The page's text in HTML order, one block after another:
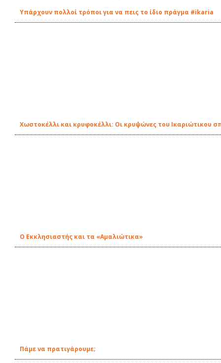
Υπάρχουν πολλοί τρόποι για να πεις το ίδιο πράγμα #ikaria
Χωστοκέλλι και κρυφοκέλλι: Οι κρυψώνες του Ικαριώτικου
O Εκκλησιαστής και τα «Αμαλιώτικα»
Πάμε να πρατιγάρουμε;